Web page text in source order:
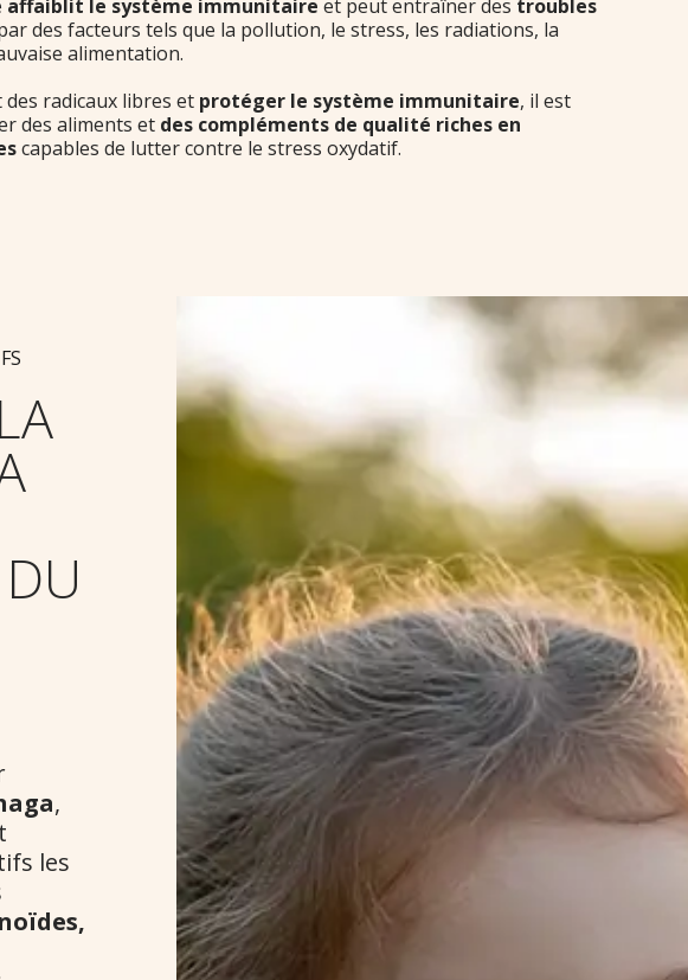
affaiblit le système immunitaire et peut entraîner des troubles
des facteurs tels que la pollution, le stress, les radiations, la
alimentation.
des radicaux libres et protéger le système immunitaire, il est
des aliments et des compléments de qualité riches en
capables de lutter contre le stress oxydatif.
,
les